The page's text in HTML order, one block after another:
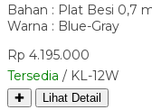
Bahan : Plat Besi 0,7
Warna : Blue-Gray
Rp 4.195.000
Tersedia / KL-12W
✚ Lihat Detail